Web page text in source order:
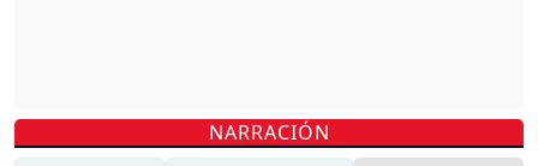
NARRACIÓN